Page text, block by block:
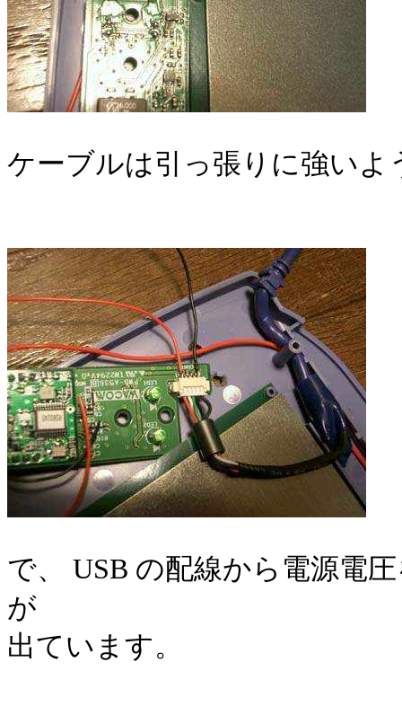
ケーブルは引っ張りに強い
で、 USB の配線から電源電
が
出ています。